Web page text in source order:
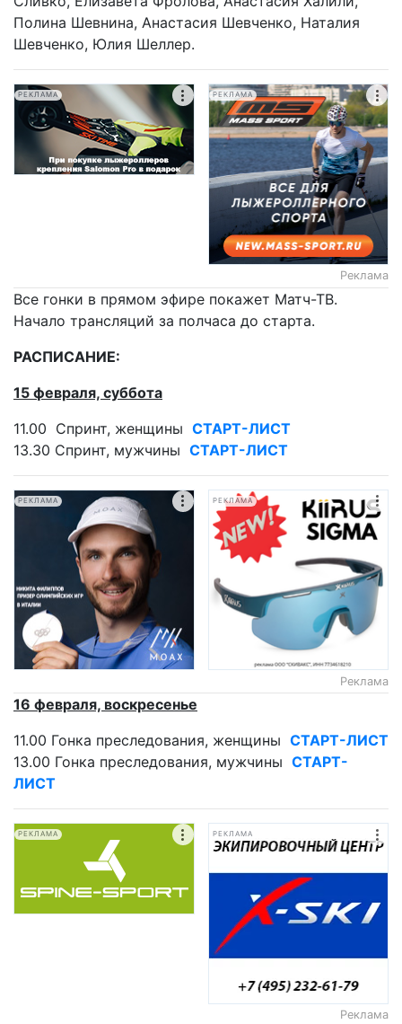
Полина Шевнина, Анастасия Шевченко, Наталия
Шевченко, Юлия Шеллер.
РЕКЛАМА РЕКЛАМА
Реклама
Все гонки в прямом эфире покажет Матч-ТВ.
Начало трансляций за полчаса до старта.
РАСПИСАНИЕ:
15 февраля, суббота
11.00 Спринт, женщины СТАРТ-ЛИСТ
13.30 Спринт, мужчины СТАРТ-ЛИСТ
РЕКЛАМА РЕКЛАМА
Реклама
16 февраля, воскресенье
11.00 Гонка преследования, женщины СТАРТ-ЛИСТ
13.00 Гонка преследования, мужчины СТАРТ-
ЛИСТ
РЕКЛАМА РЕКЛАМА
Реклама